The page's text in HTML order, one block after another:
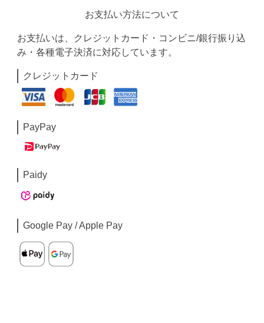
お支払い方法について
お支払いは、クレジットカード・コンビニ/銀行振り込
み・各種電子決済に対応しています。
クレジットカード
PayPay
Paidy
Google Pay / Apple Pay